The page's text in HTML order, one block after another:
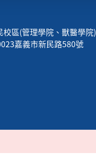
校區(管理學院、獸醫學院)
嘉義市新民路580號